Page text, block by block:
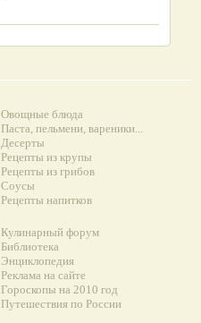
Овощные блюда
Паста, пельмени, вареники...
Десерты
Рецепты из крупы
Рецепты из грибов
Соусы
Рецепты напитков
Кулинарный форум
Библиотека
Энциклопедия
Реклама на сайте
Гороскопы на 2010 год
Путешествия по России